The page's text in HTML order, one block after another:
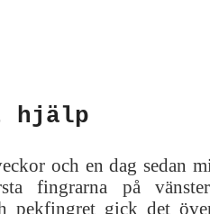
hjälp
och en dag sedan
fingrarna på
pekfingret gick det